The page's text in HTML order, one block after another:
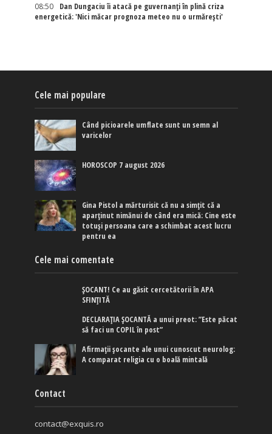
08:50
Dan Dungaciu îi atacă pe guvernanți în plină criza
energetică: 'Nici măcar prognoza meteo nu o urmărești'
Cele mai populare
Când picioarele umflate sunt un semn al
varicelor
HOROSCOP 7 august 2026
Gina Pistol a mărturisit că nu a simțit că a
aparținut nimănui de când era mică: Cine este
totuși persoana care a schimbat acest lucru
pentru ea
Cele mai comentate
ȘOCANT! Ce au găsit cercetătorii în APA
SFINȚITĂ
DECLARAȚIA ȘOCANTĂ a unui preot: ”Este păcat
să faci un COPIL în post”
Afirmaţii şocante ale unui cunoscut neurolog:
A comparat religia cu o boală mintală
Contact
contact@exquis.ro